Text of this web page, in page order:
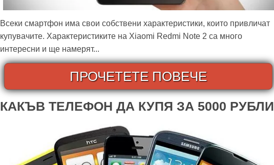
Всеки смартфон има свои собствени характеристики, които привличат
купувачите. Характеристиките на Xiaomi Redmi Note 2 са много
интересни и ще намерят...
ПРОЧЕТЕТЕ ПОВЕЧЕ
КАКЪВ ТЕЛЕФОН ДА КУПЯ ЗА 5000 РУБЛИ